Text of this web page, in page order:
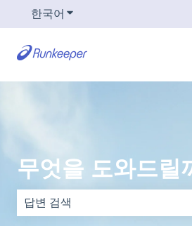
한국어 번역을 위한 하위 메뉴 보
무엇을 도와드릴